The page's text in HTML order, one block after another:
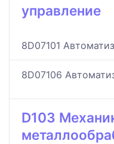
управление
8D07101
8D07106
D103